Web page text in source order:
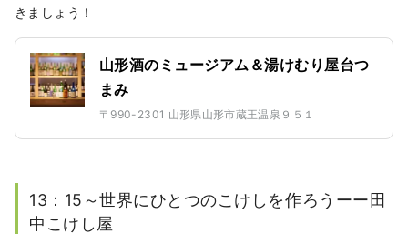
きましょう！
山形酒のミュージアム＆湯けむり屋台つ
まみ
〒990-2301 山形県山形市蔵王温泉９５１
13：15～世界にひとつのこけしを作ろうーー田
中こけし屋